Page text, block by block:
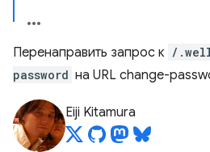
Перенаправить запрос к /
password на URL change-
Eiji Kitamura